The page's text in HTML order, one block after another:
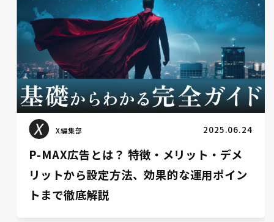
X編集部 2025.06.12
Meta広告とは？特徴や種類、やり方など
を初心者向けにわかりやすく解説